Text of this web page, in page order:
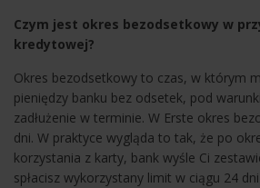
Czym jest okres bezodsetkowy w
kredytowej?
Okres bezodsetkowy to czas, w którym
pieniędzy banku bez odsetek, pod
zadłużenie w terminie. W Erste okres
dni. W praktyce wygląda to tak, że po
korzystania z karty, bank wyśle Ci
spłacisz wykorzystany limit w ciągu 24